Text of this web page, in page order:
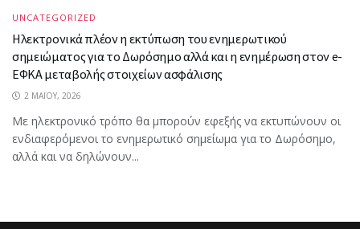
UNCATEGORIZED
Ηλεκτρονικά πλέον η εκτύπωση του ενημερωτικού
σημειώματος για το Δωρόσημο αλλά και η ενημέρωση στον e-
ΕΦΚΑ μεταβολής στοιχείων ασφάλισης
2 ΜΑΪ́ΟΥ, 2026
Με ηλεκτρονικό τρόπο θα μπορούν εφεξής να εκτυπώνουν οι
ενδιαφερόμενοι το ενημερωτικό σημείωμα για το Δωρόσημο,
αλλά και να δηλώνουν...